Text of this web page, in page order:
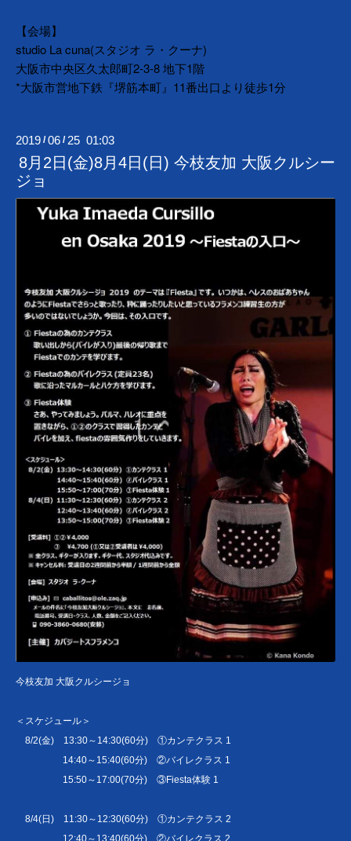
【会場】
studio La cuna(スタジオ ラ・クーナ)
大阪市中央区久太郎町2-3-8 地下1階
*大阪市営地下鉄『堺筋本町』11番出口より徒歩1分
2019 /06 / 25 01:03
8月2日(金)8月4日(日) 今枝友加 大阪クルシー
ジョ
今枝友加 大阪クルシージョ
＜スケジュール＞
8/2(金) 13:30～14:30(60分) ①カンテクラス 1
14:40～15:40(60分) ②バイレクラス 1
15:50～17:00(70分) ③Fiesta体験 1
8/4(日) 11:30～12:30(60分) ①カンテクラス 2
12:40～13:40(60分) ②バイレクラス 2